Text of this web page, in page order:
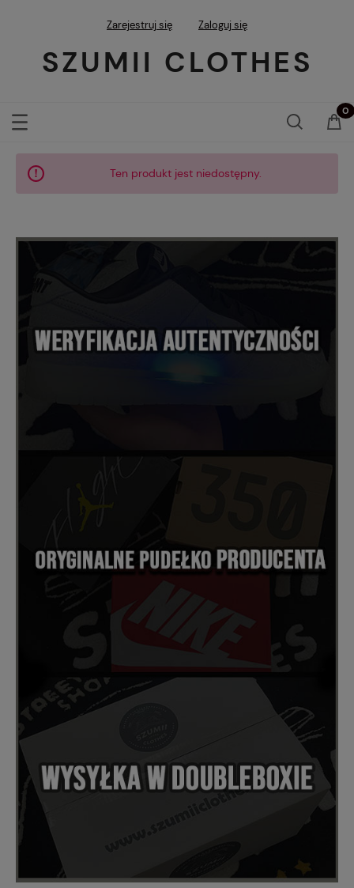
Zarejestruj się Zaloguj się
SZUMII CLOTHES
Ten produkt jest niedostępny.